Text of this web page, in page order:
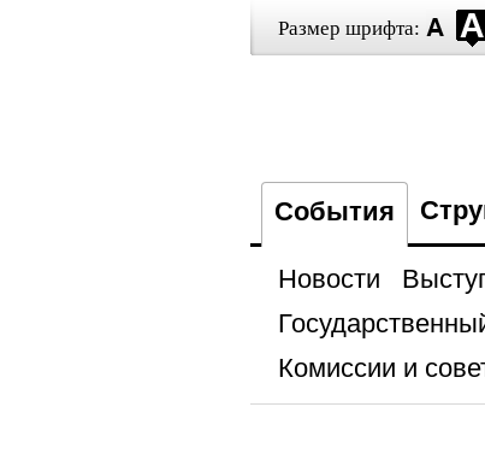
Размер шрифта:
События
Новости
Комиссии и